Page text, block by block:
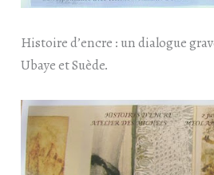
Histoire d’encre : un dialogue
Ubaye et Suède.